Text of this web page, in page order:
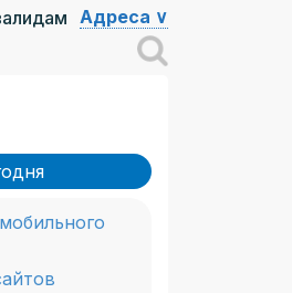
Адреса ∨